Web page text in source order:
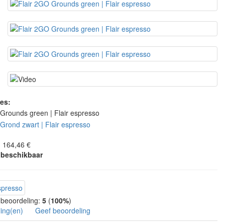
164,46 €
5 (100%)
Geef beoordeling